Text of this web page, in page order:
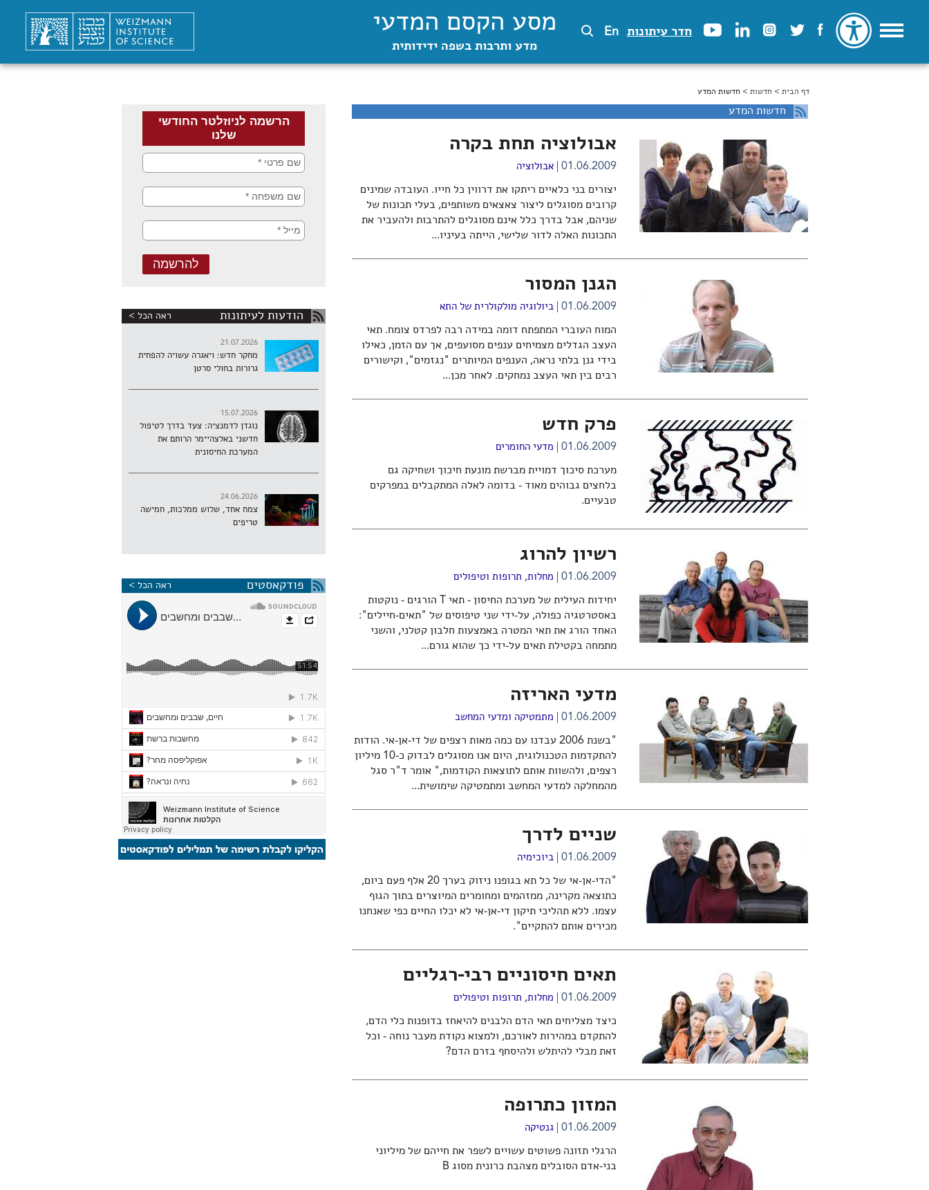
חדר עיתונות En מסע הקסם המדעי
מדע ותרבות בשפה ידידותית
הינך נמצא כאן
דף הבית > חדשות > חדשות המדע
חדשות המדע
אבולוציה תחת בקרה
01.06.2009 אבולוציה
יצורים בני כלאיים ריתקו את דרווין כל חייו. העובדה שמינים
קרובים מסוגלים ליצור צאצאים משותפים, בעלי תכונות של
שניהם, אבל בדרך כלל אינם מסוגלים להתרבות ולהעביר את
התכונות האלה לדור שלישי, הייתה בעיניו...
הגנן המסור
01.06.2009 ביולוגיה מולקולרית של התא
המוח העוברי המתפתח דומה במידה רבה לפרדס צומח. תאי
העצב הגדלים מצמיחים ענפים מסועפים, אך עם הזמן, כאילו
בידי גנן בלתי נראה, הענפים המיותרים "נגזמים", וקישורים
רבים בין תאי העצב נמחקים. לאחר מכן...
פרק חדש
01.06.2009 מדעי החומרים
מערכת סיכוך דמויית מברשת מונעת חיכוך ושחיקה גם
בלחצים גבוהים מאוד - בדומה לאלה המתקבלים במפרקים
טבעיים.
רשיון להרוג
01.06.2009 מחלות, תרופות וטיפולים
יחידות העילית של מערכת החיסון - תאי T הורגים - נוקטות
באסטרטגיה כפולה, על-ידי שני טיפוסים של "תאים-חיילים":
האחד הורג את תאי המטרה באמצעות חלבון קטלני, והשני
מתמחה בקטילת תאים על-ידי כך שהוא גורם...
מדעי האריזה
01.06.2009 מתמטיקה ומדעי המחשב
"בשנת 2006 עבדנו עם כמה מאות רצפים של די-אן-אי. הודות
להתקדמות הטכנולוגית, היום אנו מסוגלים לבדוק כ-10 מיליון
רצפים, ולהשוות אותם לתוצאות הקודמות," אומר ד"ר סגל
מהמחלקה למדעי המחשב ומתמטיקה שימושית...
שניים לדרך
01.06.2009 ביוכימיה
"הדי-אן-אי של כל תא בגופנו ניזוק בערך 20 אלף פעם ביום,
כתוצאה מקרינה, ממזהמים ומחומרים המיוצרים בתוך הגוף
עצמו. ללא תהליכי תיקון די-אן-אי לא יכלו החיים כפי שאנחנו
מכירים אותם להתקיים".
תאים חיסוניים רבי-רגליים
01.06.2009 מחלות, תרופות וטיפולים
כיצד מצליחים תאי הדם הלבנים להיאחז בדופנות כלי הדם,
להתקדם במהירות לאורכם, ולמצוא נקודת מעבר נוחה - וכל
זאת מבלי להיתלש ולהיסחף בזרם הדם?
המזון כתרופה
01.06.2009 גנטיקה
הרגלי תזונה פשוטים עשויים לשפר את חייהם של מיליוני
בני-אדם הסובלים מצהבת כרונית מסוג B
הודעות לעיתונות ראה הכל >
21.07.2026
מחקר חדש: ויאגרה עשויה להפחית
גרורות בחולי סרטן
15.07.2026
נוגדן לדמנציה: צעד בדרך לטיפול
חדשני באלצהיימר הרותם את
המערכת החיסונית
24.06.2026
צמח אחד, שלוש ממלכות, חמישה
טריפים
פודקאסטים ראה הכל >